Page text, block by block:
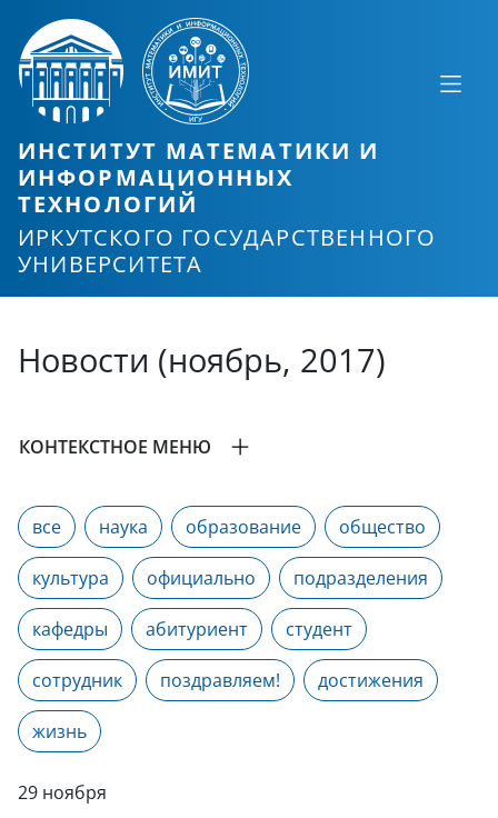
ИНСТИТУТ МАТЕМАТИКИ И
ИНФОРМАЦИОННЫХ
ТЕХНОЛОГИЙ
ИРКУТСКОГО ГОСУДАРСТВЕННОГО
УНИВЕРСИТЕТА
Новости (ноябрь, 2017)
КОНТЕКСТНОЕ МЕНЮ
все наука образование общество
культура официально подразделения
кафедры абитуриент студент
сотрудник поздравляем! достижения
жизнь
29 ноября